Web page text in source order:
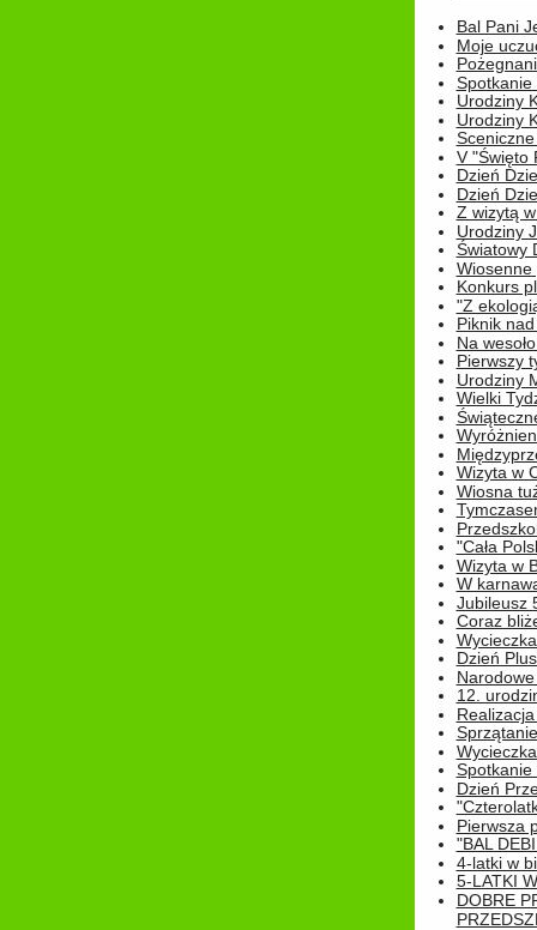
Bal Pani
Moje
Spotkanie
Urodziny
Urodziny
V "Święto
Dzień
Dzień
Z wizytą
Urodziny
Światowy
Wiosenne
Konkurs
"Z
Piknik
Na
Pierwszy
Urodziny
Wielki
Wizyta w
Wiosna
"Cała
Wizyta w
W
Jubileusz
Coraz
Dzień
12.
Spotkanie
Dzień
Pierwsza
"BAL
4-latki w
5-LATKI
DOBRE